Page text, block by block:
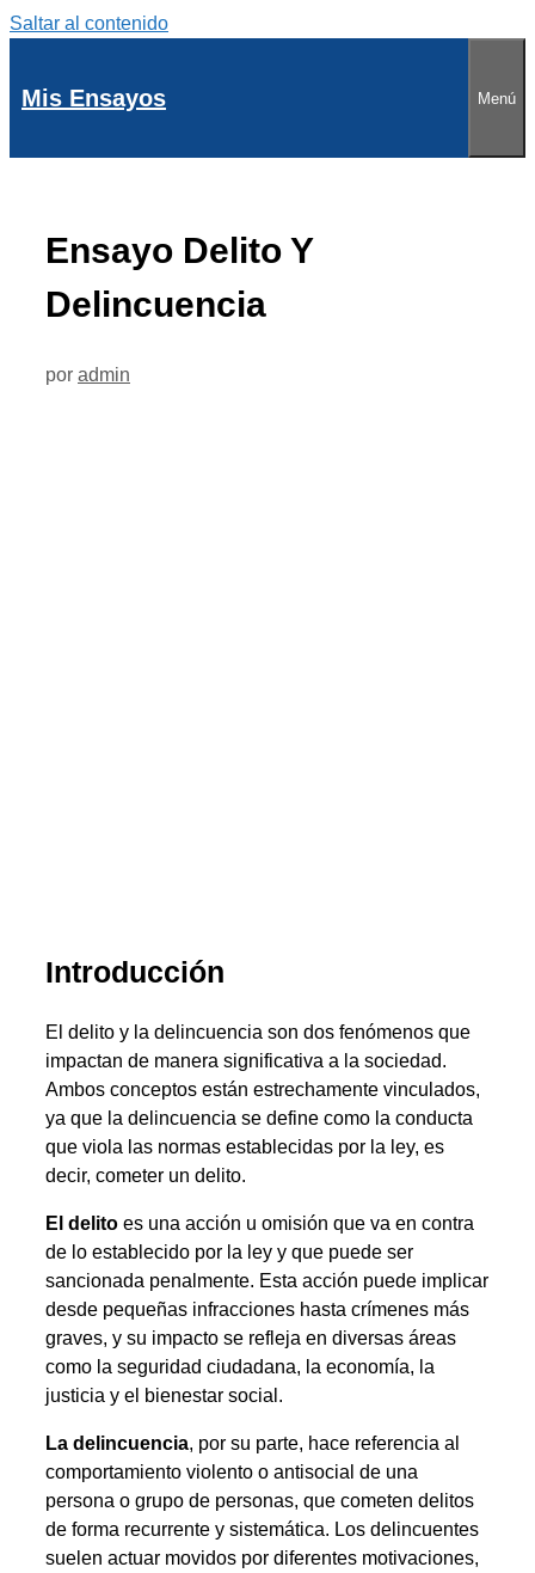
Saltar al contenido
Mis Ensayos Menú
Ensayo Delito Y
Delincuencia
por admin
Introducción
El delito y la delincuencia son dos fenómenos que
impactan de manera significativa a la sociedad.
Ambos conceptos están estrechamente vinculados,
ya que la delincuencia se define como la conducta
que viola las normas establecidas por la ley, es
decir, cometer un delito.
El delito es una acción u omisión que va en contra
de lo establecido por la ley y que puede ser
sancionada penalmente. Esta acción puede implicar
desde pequeñas infracciones hasta crímenes más
graves, y su impacto se refleja en diversas áreas
como la seguridad ciudadana, la economía, la
justicia y el bienestar social.
La delincuencia, por su parte, hace referencia al
comportamiento violento o antisocial de una
persona o grupo de personas, que cometen delitos
de forma recurrente y sistemática. Los delincuentes
suelen actuar movidos por diferentes motivaciones,